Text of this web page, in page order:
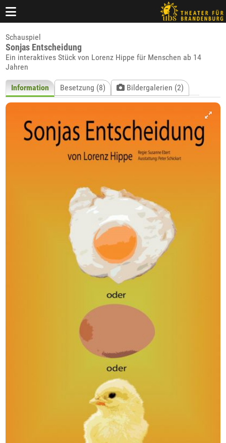
Schauspiel
Sonjas Entscheidung
Ein interaktives Stück von Lorenz Hippe für Menschen ab 14
Jahren
Information Besetzung (8) Bildergalerien (2)